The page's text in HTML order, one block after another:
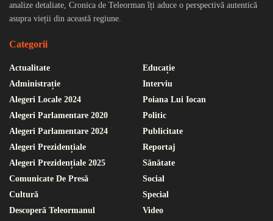
analize detaliate, Cronica de Teleorman îți aduce o perspectivă autentică
asupra vieții din această regiune.
Categorii
Actualitate
Administrație
Alegeri Locale 2024
Alegeri Parlamentare 2020
Alegeri Parlamentare 2024
Alegeri Prezidențiale
Alegeri Prezidențiale 2025
Comunicate De Presă
Cultură
Descoperă Teleormanul
Educație
Interviu
Poiana Lui Iocan
Politic
Publicitate
Reportaj
Sănătate
Social
Special
Video